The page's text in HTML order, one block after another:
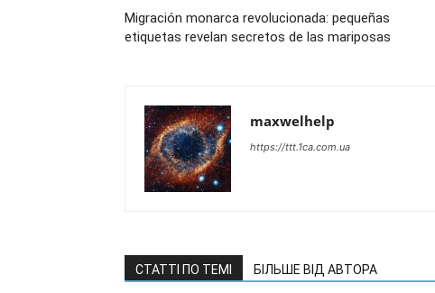
Migración monarca revolucionada: pequeñas
etiquetas revelan secretos de las mariposas
maxwelhelp
https://ttt.1ca.com.ua
СТАТТІ ПО ТЕМІ БІЛЬШЕ ВІД АВТОРА